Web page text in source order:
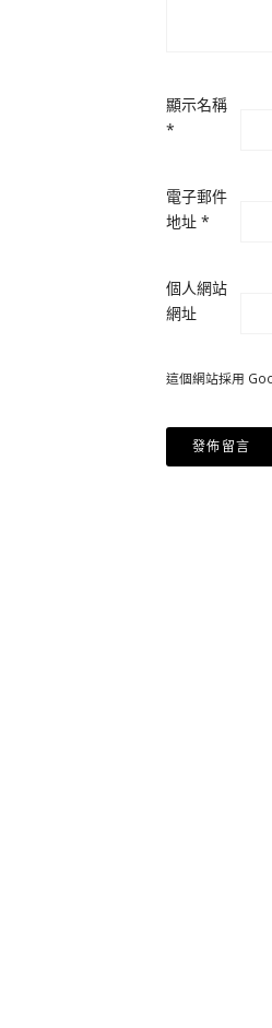
顯示名稱
*
電子郵件
地址 *
個人網站
網址
這個網站採用